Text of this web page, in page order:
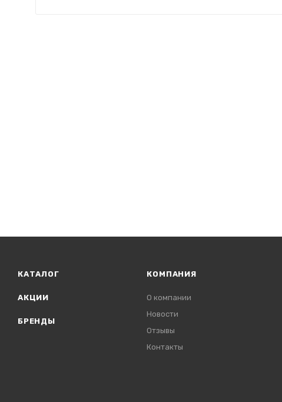
КАТАЛОГ
АКЦИИ
БРЕНДЫ
КОМПАНИЯ
О компании
Новости
Отзывы
Контакты